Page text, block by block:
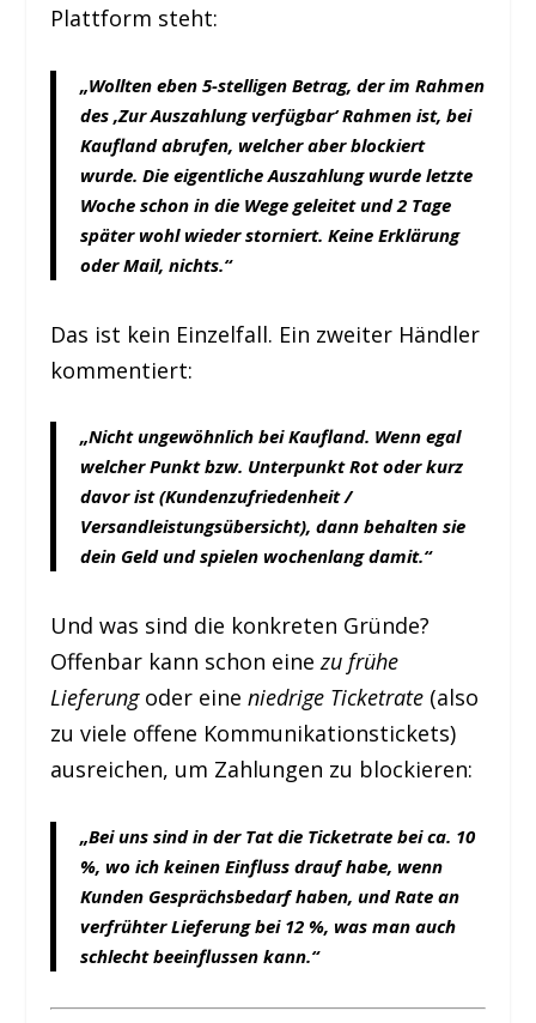
Plattform steht:
„Wollten eben 5-stelligen Betrag, der im Rahmen
des ‚Zur Auszahlung verfügbar‘ Rahmen ist, bei
Kaufland abrufen, welcher aber blockiert
wurde. Die eigentliche Auszahlung wurde letzte
Woche schon in die Wege geleitet und 2 Tage
später wohl wieder storniert. Keine Erklärung
oder Mail, nichts.“
Das ist kein Einzelfall. Ein zweiter Händler
kommentiert:
„Nicht ungewöhnlich bei Kaufland. Wenn egal
welcher Punkt bzw. Unterpunkt Rot oder kurz
davor ist (Kundenzufriedenheit /
Versandleistungsübersicht), dann behalten sie
dein Geld und spielen wochenlang damit.“
Und was sind die konkreten Gründe?
Offenbar kann schon einezu frühe
Lieferungoder eineniedrige Ticketrate (also
zu viele offene Kommunikationstickets)
ausreichen, um Zahlungen zu blockieren:
„Bei uns sind in der Tat die Ticketrate bei ca. 10
%, wo ich keinen Einfluss drauf habe, wenn
Kunden Gesprächsbedarf haben, und Rate an
verfrühter Lieferung bei 12 %, was man auch
schlecht beeinflussen kann.“